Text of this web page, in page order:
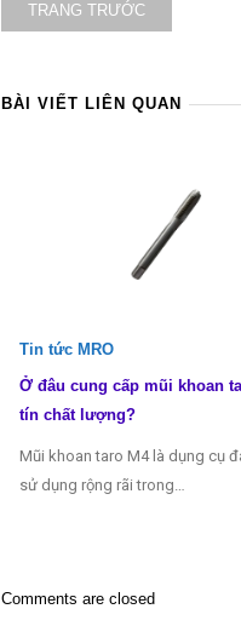
TRANG TRƯỚC
BÀI VIẾT LIÊN QUAN
Tin tức MRO
Ở đâu cung cấp mũi khoan
tín chất lượng?
Mũi khoan taro M4 là dụng cụ
sử dụng rộng rãi trong…
Comments are closed